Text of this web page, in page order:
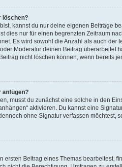
löschen?
kannst du nur deine eigenen Beiträge
dies nur für einen begrenzten Zeitraum
Es wird sowohl die Anzahl als auch
Moderator deinen Beitrag überarbeitet
nicht löschen können, wenn bereits
anfügen?
musst du zunächst eine solche in den
aktivieren. Du kannst eine
ohne Signatur verfassen möchtest,
ersten Beitrag eines Themas bearbeitest,